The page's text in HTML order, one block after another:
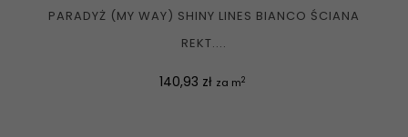
PARADYŻ (MY WAY) SHINY LINES BIANCO ŚCIANA
REKT....
Cena
140,93 zł za m2